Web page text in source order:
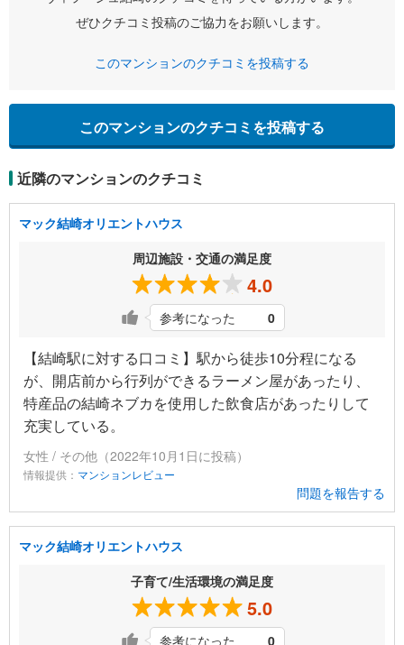
ぜひクチコミ投稿のご協力をお願いします。
このマンションのクチコミを投稿する
このマンションのクチコミを投稿する
近隣のマンションのクチコミ
マック結崎オリエントハウス
周辺施設・交通の満足度
4.0
参考になった 0
【結崎駅に対する口コミ】駅から徒歩10分程になる
が、開店前から行列ができるラーメン屋があったり、
特産品の結崎ネブカを使用した飲食店があったりして
充実している。
女性 / その他（2022年10月1日に投稿）
情報提供： マンションレビュー
問題を報告する
マック結崎オリエントハウス
子育て/生活環境の満足度
5.0
参考になった 0